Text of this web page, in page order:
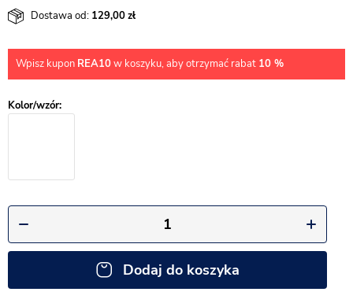
Dostawa od: 129,00
Wpisz kupon REA10w koszyku, aby otrzymać rabat 10 %
Dodaj do koszyka